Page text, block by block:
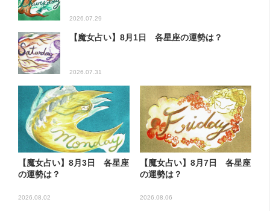
2026.07.29
【魔女占い】8月1日 各星座の運勢は？
2026.07.31
【魔女占い】8月3日 各星座
の運勢は？
2026.08.02
【魔女占い】8月7日 各星座
の運勢は？
2026.08.06